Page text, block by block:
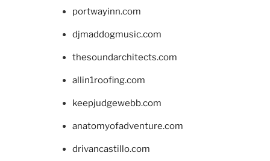
portwayinn.com
djmaddogmusic.com
thesoundarchitects.com
allin1roofing.com
keepjudgewebb.com
anatomyofadventure.com
drivancastillo.com